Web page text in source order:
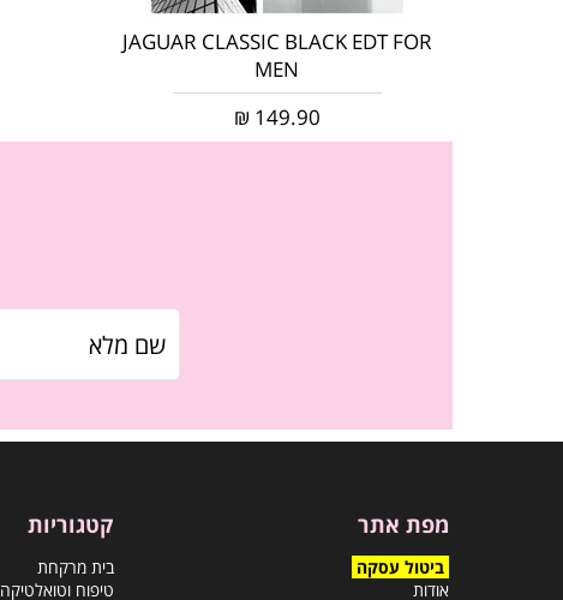
JAGUAR CLASSIC BLACK EDT FOR
MEN
149.90
₪
מפת אתר
ביטול עסקה
אודות
קטגוריות
בית מרקחת
טיפוח וטואלטיקה